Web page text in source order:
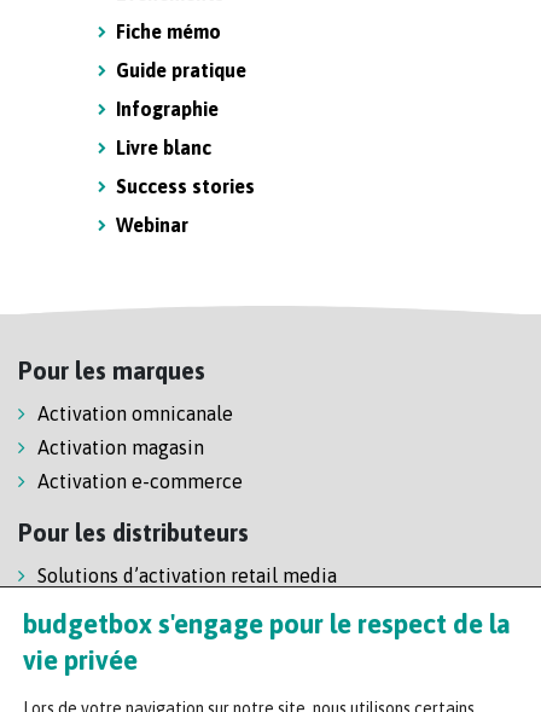
Fiche mémo
Guide pratique
Infographie
Livre blanc
Success stories
Webinar
Pour les marques
Activation omnicanale
Activation magasin
Activation e-commerce
Pour les distributeurs
Solutions d’activation retail media
Solution de self-scanning
Régie enseigne
budgetbox s'engage pour le respect de la
vie privée